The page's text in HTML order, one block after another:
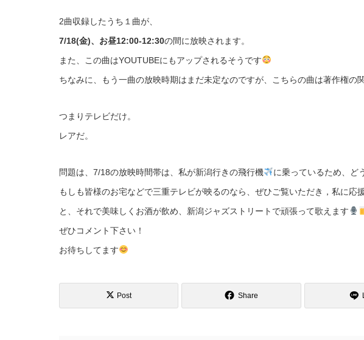
2曲収録したうち１曲が、
7/18(金)、お昼12:00-12:30の間に放映されます。
また、この曲はYOUTUBEにもアップされるそうです
ちなみに、もう一曲の放映時期はまだ未定なのですが、こちらの曲は著作権の
つまりテレビだけ。
レアだ。
問題は、7/18の放映時間帯は、私が新潟行きの飛行機
に乗っているため、ど
もしも皆様のお宅などで三重テレビが映るのなら、ぜひご覧いただき，私に応
と、それで美味しくお酒が飲め、新潟ジャズストリートで頑張って歌えます
ぜひコメント下さい！
お待ちしてます
Post Share